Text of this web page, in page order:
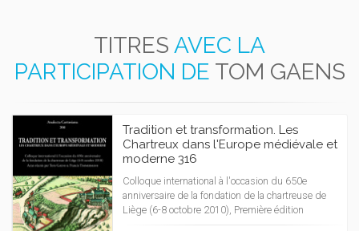
TITRES AVEC LA
PARTICIPATION DE TOM GAENS
Tradition et transformation. Les
Chartreux dans l'Europe médiévale et
moderne 316
Colloque international à l'occasion du 650e
anniversaire de la fondation de la chartreuse de
Liège (6-8 octobre 2010), Première édition